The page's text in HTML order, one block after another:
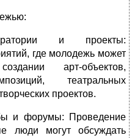
и проекты:
где молодежь может
арт-объектов,
театральных
проектов.
и форумы: Проведение
люди могут обсуждать